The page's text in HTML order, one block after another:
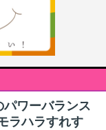
ワーバランス
ラハラすれす